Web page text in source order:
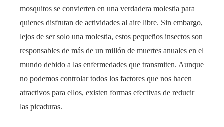
mosquitos se convierten en una verdadera molestia para
quienes disfrutan de actividades al aire libre. Sin embargo,
lejos de ser solo una molestia, estos pequeños insectos son
responsables de más de un millón de muertes anuales en el
mundo debido a las enfermedades que transmiten. Aunque
no podemos controlar todos los factores que nos hacen
atractivos para ellos, existen formas efectivas de reducir
las picaduras.